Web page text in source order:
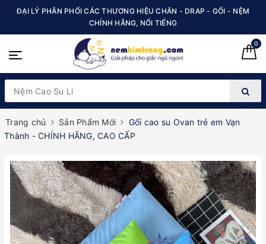
ĐẠI LÝ PHÂN PHỐI CÁC THƯƠNG HIỆU CHĂN - DRAP - GỐI - NỆM
CHÍNH HÃNG, NỔI TIẾNG
0
Trang chủ Sản Phẩm Mới
Gối cao su Ovan trẻ em Vạn
Thành - CHÍNH HÃNG, CAO CẤP